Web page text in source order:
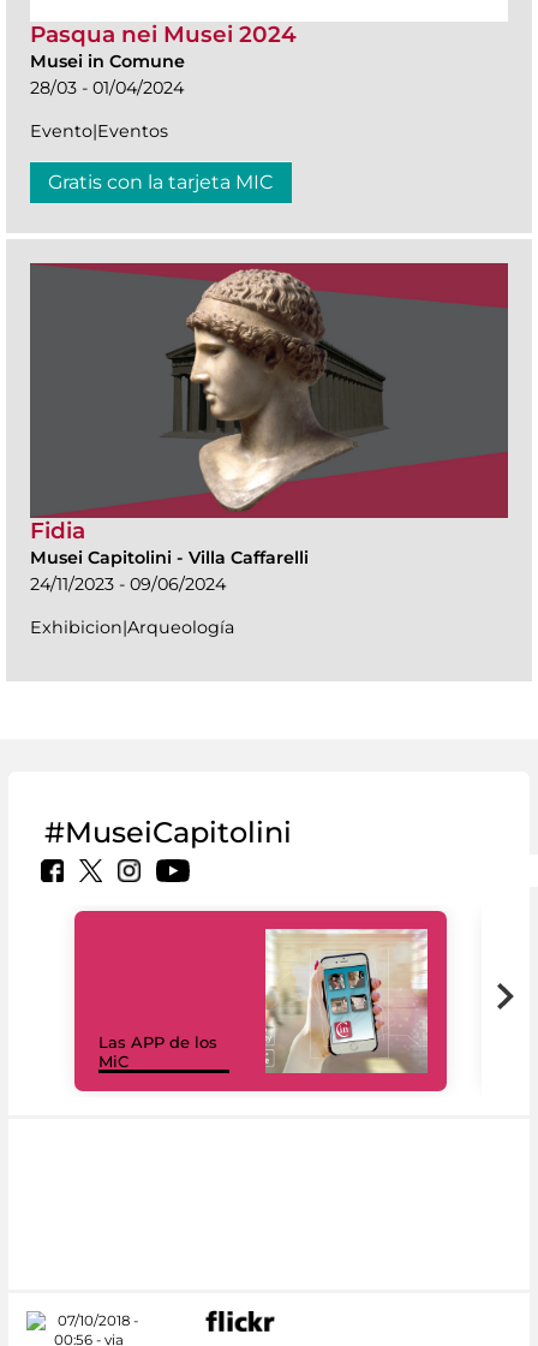
Pasqua nei Musei 2024
Musei in Comune
28/03 - 01/04/2024
Evento|Eventos
Gratis con la tarjeta MIC
Fidia
Musei Capitolini - Villa Caffarelli
24/11/2023 - 09/06/2024
Exhibicion|Arqueología
#MuseiCapitolini
Las APP de los
MiC